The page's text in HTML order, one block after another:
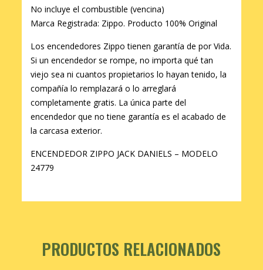
No incluye el combustible (vencina)
Marca Registrada: Zippo. Producto 100% Original
Los encendedores Zippo tienen garantía de por Vida.
Si un encendedor se rompe, no importa qué tan
viejo sea ni cuantos propietarios lo hayan tenido, la
compañía lo remplazará o lo arreglará
completamente gratis. La única parte del
encendedor que no tiene garantía es el acabado de
la carcasa exterior.
ENCENDEDOR ZIPPO JACK DANIELS – MODELO
24779
PRODUCTOS RELACIONADOS